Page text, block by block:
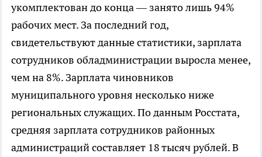
укомплектован до конца — занято лишь 94%
рабочих мест. За последний год,
свидетельствуют данные статистики, зарплата
сотрудников обладминистрации выросла менее,
чем на 8%. Зарплата чиновников
муниципального уровня несколько ниже
региональных служащих. По данным Росстата,
средняя зарплата сотрудников районных
администраций составляет 18 тысяч рублей. В